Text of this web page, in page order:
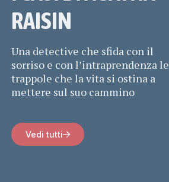
RAISIN
Una detective che sfida con il
sorriso e con l’intraprendenza le
trappole che la vita si ostina a
mettere sul suo cammino
Vedi tutti